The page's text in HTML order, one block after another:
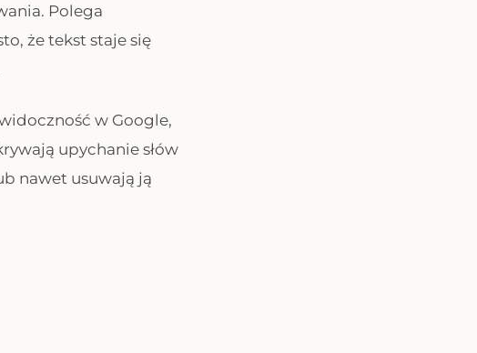
Polega
że tekst staje się
w Google,
upychanie słów
nawet usuwają ją